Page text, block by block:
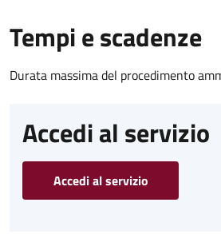
Tempi e scadenze
Durata massima del procedimento
Accedi al servizio
Accedi al servizio